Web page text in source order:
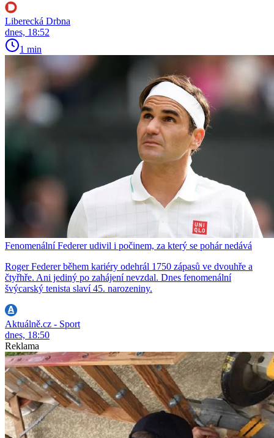
Liberecká Drbna
dnes, 18:52
1 min
Fenomenální Federer udivil i počinem, za který se pohár nedává
Roger Federer během kariéry odehrál 1750 zápasů ve dvouhře a
čtyřhře. Ani jediný po zahájení nevzdal. Dnes fenomenální
švýcarský tenista slaví 45. narozeniny.
Aktuálně.cz - Sport
dnes, 18:50
Reklama